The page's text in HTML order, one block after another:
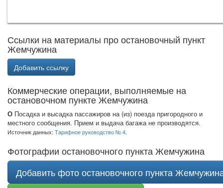
Ссылки на материалы про остановочный пункт
Жемчужина
Добавить ссылку
Коммерческие операции, выполняемые на
остановочном пункте Жемчужина
О Посадка и высадка пассажиров на (из) поезда пригородного и
местного сообщения. Прием и выдача багажа не производятся.
Источник данных: Тарифное руководство № 4.
Фотографии остановочного пункта Жемчужина
Добавить фото остановочного пункта